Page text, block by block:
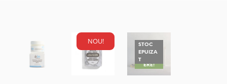
NOU!
STOC
EPUIZA
TREDUC
ERE!